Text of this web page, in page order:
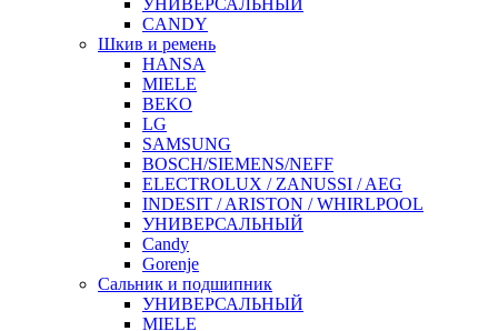
УНИВЕРСАЛЬНЫЙ
CANDY
Шкив и ремень
HANSA
MIELE
BEKO
LG
SAMSUNG
BOSCH/SIEMENS/NEFF
ELECTROLUX / ZANUSSI / AEG
INDESIT / ARISTON / WHIRLPOOL
УНИВЕРСАЛЬНЫЙ
Candy
Gorenje
Сальник и подшипник
УНИВЕРСАЛЬНЫЙ
MIELE